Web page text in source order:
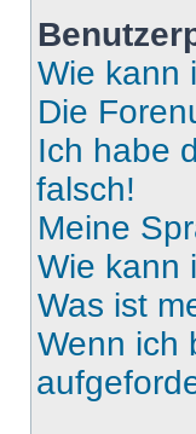
Wie kann
Die
Ich habe
falsch!
Meine
Wie kann
Was ist
Wenn ich